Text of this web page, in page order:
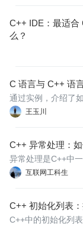
C++ IDE：最适合
么？
C 语言与 C++ 语
王玉川
通过实例，介绍了
C++ 异常处理：
互联网工科生
异常处理是C++中
可能出现的意外情
C++ 初始化列表
C++中的初始化列